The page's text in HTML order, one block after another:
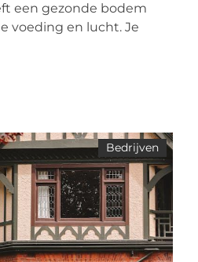
een gezonde bodem
voeding en lucht. Je
Bedrijven